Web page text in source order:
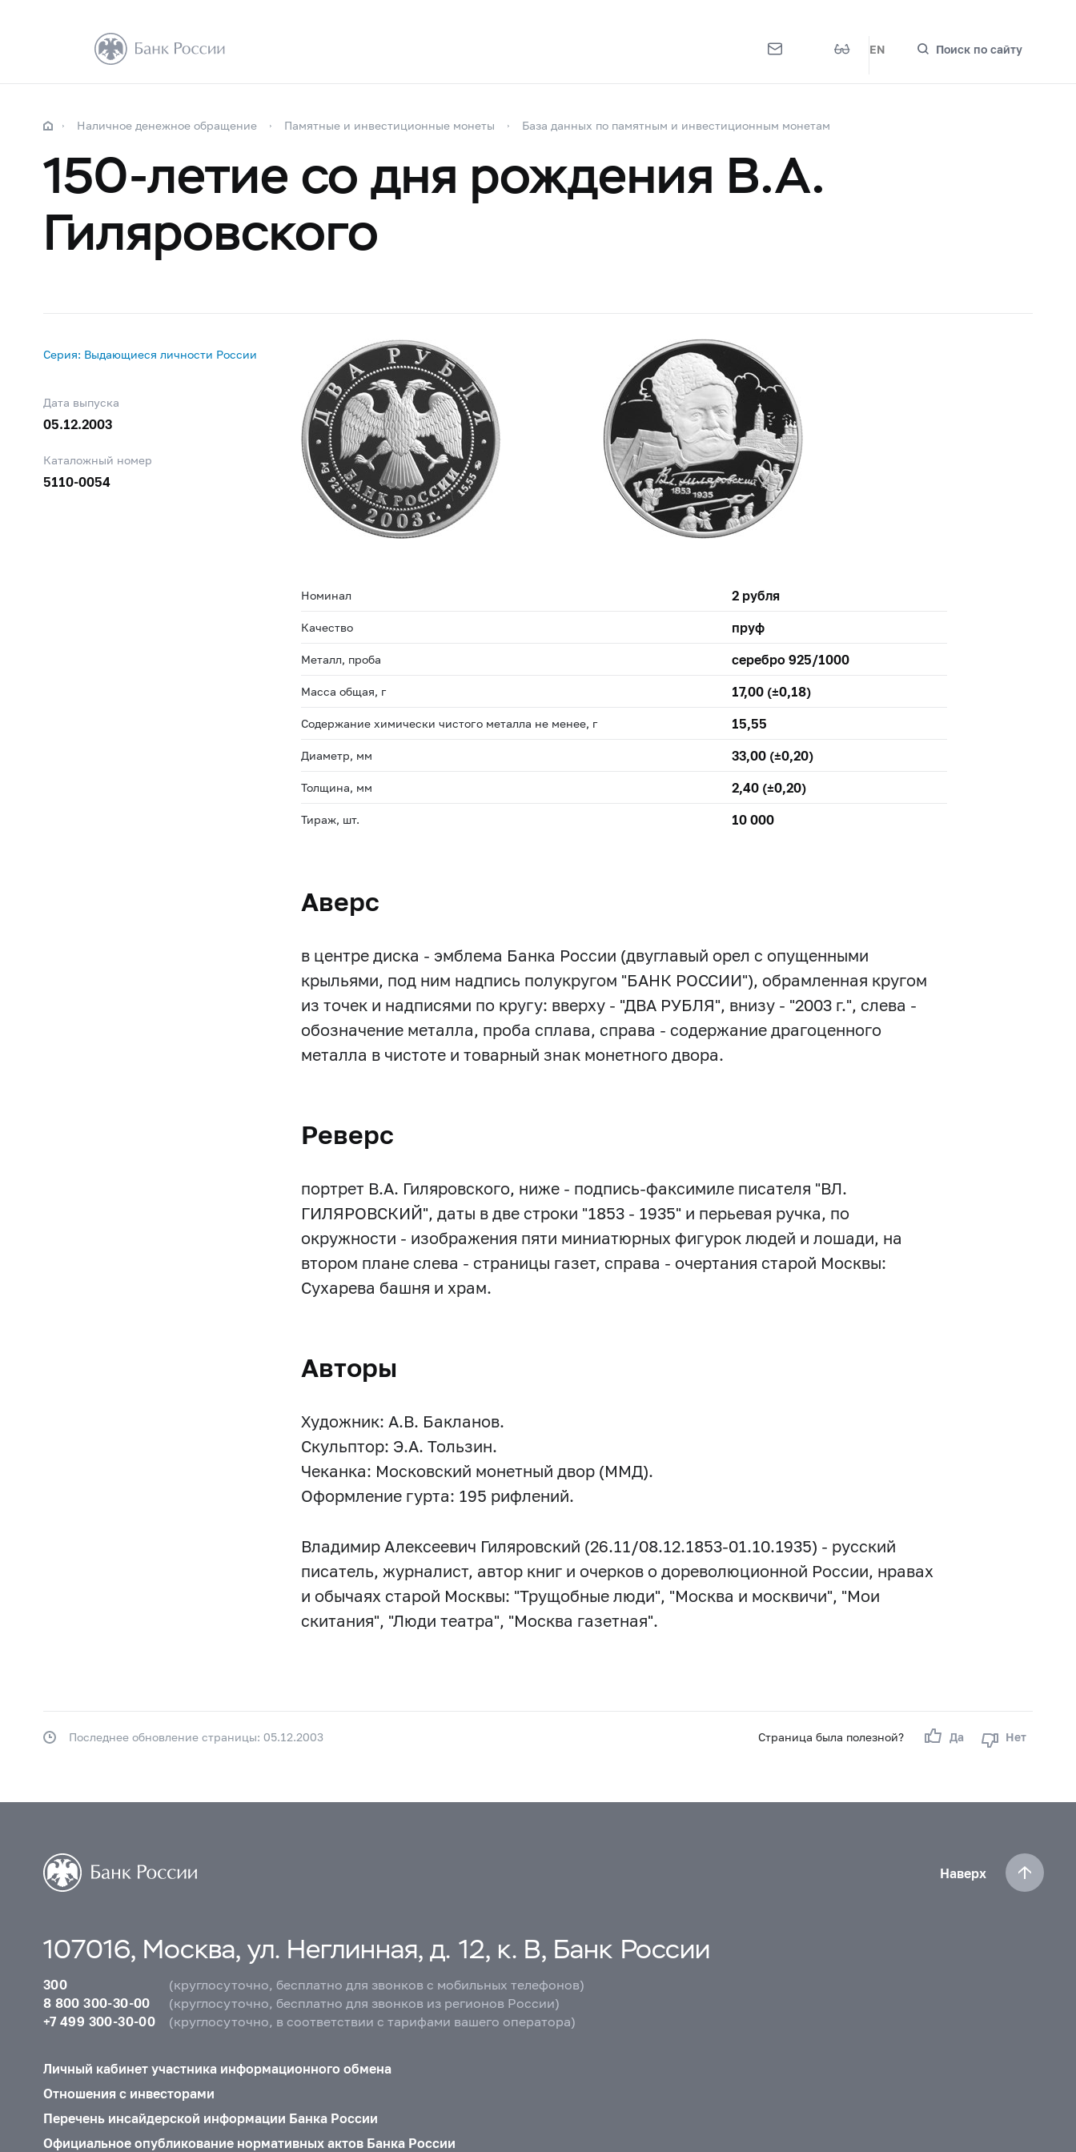
EN Поиск по сайту
Наличное денежное обращение Памятные и инвестиционные монеты База данных по памятным и инвестиционным монетам
150-летие со дня рождения В.А.
Гиляровского
Серия: Выдающиеся личности России
Дата выпуска
05.12.2003
Каталожный номер
5110-0054
Номинал 2 рубля
Качество пруф
Металл, проба серебро 925/1000
Масса общая, г 17,00 (±0,18)
Содержание химически чистого металла не менее, г 15,55
Диаметр, мм 33,00 (±0,20)
Толщина, мм 2,40 (±0,20)
Тираж, шт. 10 000
Аверс
в центре диска - эмблема Банка России (двуглавый орел с опущенными
крыльями, под ним надпись полукругом "БАНК РОССИИ"), обрамленная кругом
из точек и надписями по кругу: вверху - "ДВА РУБЛЯ", внизу - "2003 г.", слева -
обозначение металла, проба сплава, справа - содержание драгоценного
металла в чистоте и товарный знак монетного двора.
Реверс
портрет В.А. Гиляровского, ниже - подпись-факсимиле писателя "ВЛ.
ГИЛЯРОВСКИЙ", даты в две строки "1853 - 1935" и перьевая ручка, по
окружности - изображения пяти миниатюрных фигурок людей и лошади, на
втором плане слева - страницы газет, справа - очертания старой Москвы:
Сухарева башня и храм.
Авторы
Художник: А.В. Бакланов.
Скульптор: Э.А. Тользин.
Чеканка: Московский монетный двор (ММД).
Оформление гурта: 195 рифлений.
Владимир Алексеевич Гиляровский (26.11/08.12.1853-01.10.1935) - русский
писатель, журналист, автор книг и очерков о дореволюционной России, нравах
и обычаях старой Москвы: "Трущобные люди", "Москва и москвичи", "Мои
скитания", "Люди театра", "Москва газетная".
Страница была полезной? Да Нет
Последнее обновление страницы: 05.12.2003
Наверх
107016, Москва, ул. Неглинная, д. 12, к. В, Банк России
300
(круглосуточно, бесплатно для звонков с мобильных телефонов)
8 800 300-30-00
(круглосуточно, бесплатно для звонков из регионов России)
+7 499 300-30-00
(круглосуточно, в соответствии с тарифами вашего оператора)
Личный кабинет участника информационного обмена
Отношения с инвесторами
Перечень инсайдерской информации Банка России
Официальное опубликование нормативных актов Банка России